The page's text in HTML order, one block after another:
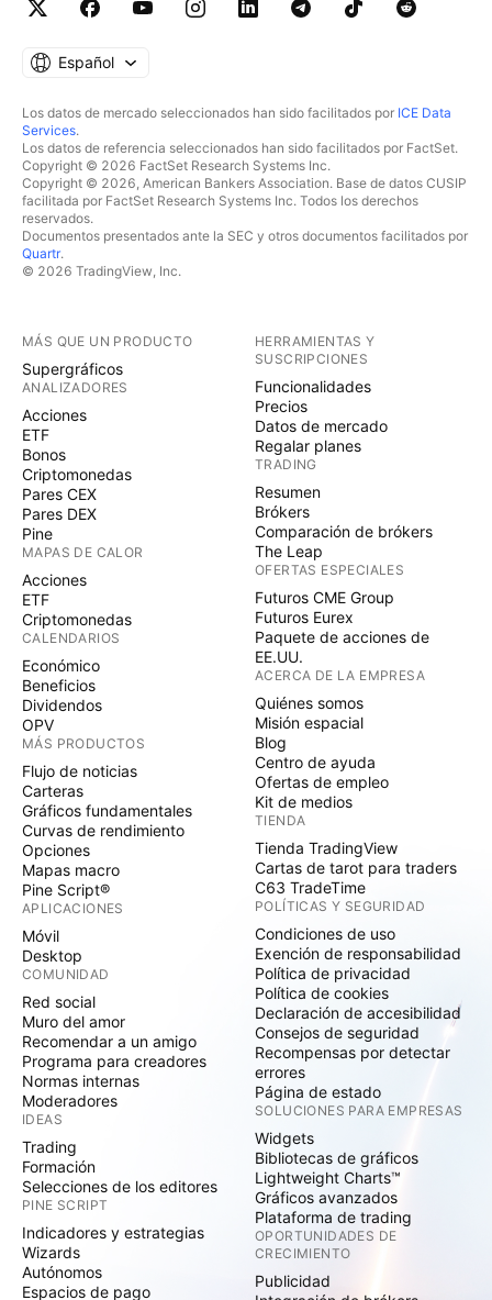
Español
Los datos de mercado seleccionados han sido facilitados por ICE Data
Services.
Los datos de referencia seleccionados han sido facilitados por FactSet.
Copyright © 2026 FactSet Research Systems Inc.
Copyright © 2026, American Bankers Association. Base de datos CUSIP
facilitada por FactSet Research Systems Inc. Todos los derechos
reservados.
Documentos presentados ante la SEC y otros documentos facilitados por
Quartr.
© 2026 TradingView, Inc.
MÁS QUE UN PRODUCTO
Supergráficos
ANALIZADORES
Acciones
ETF
Bonos
Criptomonedas
Pares CEX
Pares DEX
Pine
MAPAS DE CALOR
Acciones
ETF
Criptomonedas
CALENDARIOS
Económico
Beneficios
Dividendos
OPV
MÁS PRODUCTOS
Flujo de noticias
Carteras
Gráficos fundamentales
Curvas de rendimiento
Opciones
Mapas macro
Pine Script®
APLICACIONES
Móvil
Desktop
COMUNIDAD
Red social
Muro del amor
Recomendar a un amigo
Programa para creadores
Normas internas
Moderadores
IDEAS
Trading
Formación
Selecciones de los editores
PINE SCRIPT
Indicadores y estrategias
Wizards
Autónomos
Espacios de pago
HERRAMIENTAS Y
SUSCRIPCIONES
Funcionalidades
Precios
Datos de mercado
Regalar planes
TRADING
Resumen
Brókers
Comparación de brókers
The Leap
OFERTAS ESPECIALES
Futuros CME Group
Futuros Eurex
Paquete de acciones de
EE.UU.
ACERCA DE LA EMPRESA
Quiénes somos
Misión espacial
Blog
Centro de ayuda
Ofertas de empleo
Kit de medios
TIENDA
Tienda TradingView
Cartas de tarot para traders
C63 TradeTime
POLÍTICAS Y SEGURIDAD
Condiciones de uso
Exención de responsabilidad
Política de privacidad
Política de cookies
Declaración de accesibilidad
Consejos de seguridad
Recompensas por detectar
errores
Página de estado
SOLUCIONES PARA EMPRESAS
Widgets
Bibliotecas de gráficos
Lightweight Charts™
Gráficos avanzados
Plataforma de trading
OPORTUNIDADES DE
CRECIMIENTO
Publicidad